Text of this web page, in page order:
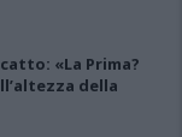
«La Prima?
della